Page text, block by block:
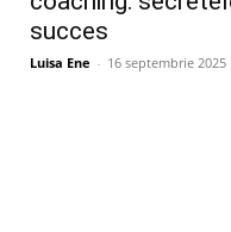
succes
Luisa Ene - 16 septembrie 2025